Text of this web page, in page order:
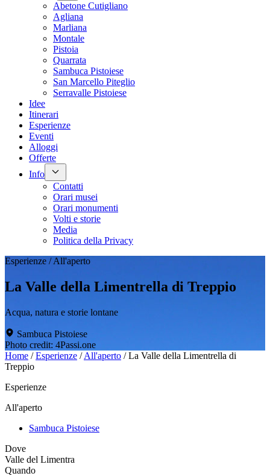
Abetone Cutigliano
Agliana
Marliana
Montale
Pistoia
Quarrata
Sambuca Pistoiese
San Marcello Piteglio
Serravalle Pistoiese
Idee
Itinerari
Esperienze
Eventi
Alloggi
Offerte
Info
Contatti
Orari musei
Orari monumenti
Volti e storie
Media
Politica della Privacy
Esperienze / All'aperto
La Valle della Limentrella di Treppio
Acqua, natura e storie lontane
Sambuca Pistoiese
Photo credit: 4Passi.one
Home /Esperienze /All'aperto /La Valle della Limentrella di
Treppio
Esperienze
All'aperto
Sambuca Pistoiese
Dove
Valle del Limentra
Quando